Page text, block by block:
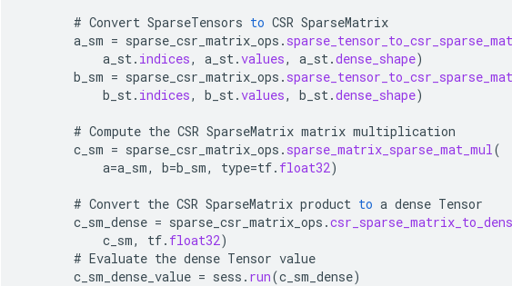
# Convert SparseTensors to CSR SparseMatrix
a_sm = sparse_csr_matrix_ops .
a_st. indices, a_st.values, a_st.dense_shape)
b_sm = sparse_csr_matrix_ops .
b_st. indices, b_st.values, b_st.dense_shape)
# Compute the CSR SparseMatrix matrix multiplication
c_sm = sparse_csr_matrix_ops . sparse_matrix_sparse_mat_mul(
a=a_sm, b=b_sm, type=tf. float32)
# Convert the CSR SparseMatrix product to a dense Tensor
c_sm_dense = sparse_csr_matrix_ops .
c_sm, tf. float32)
# Evaluate the dense Tensor value
c_sm_dense_value = sess . run(c_sm_dense)